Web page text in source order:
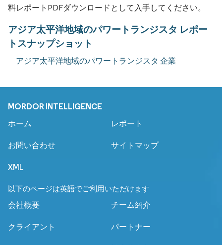
料レポートPDFダウンロードとして入手してください。
アジア太平洋地域のパワートランジスタ レポー
トスナップショット
アジア太平洋地域のパワートランジスタ 企業
MORDOR INTELLIGENCE
ホーム レポート
お問い合わせ サイトマップ
XML
以下のページは英語でご利用いただけます
会社概要
チーム紹介
クライアント パートナー